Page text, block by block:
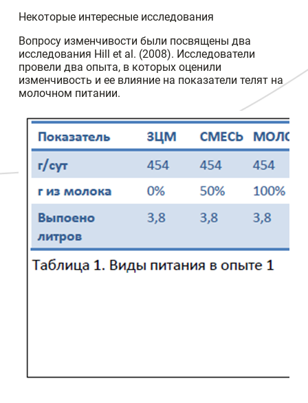
Некоторые интересные исследования
Вопросу изменчивости были посвящены два
исследования Hill et al. (2008). Исследователи
провели два опыта, в которых оценили
изменчивость и ее влияние на показатели телят на
молочном питании.